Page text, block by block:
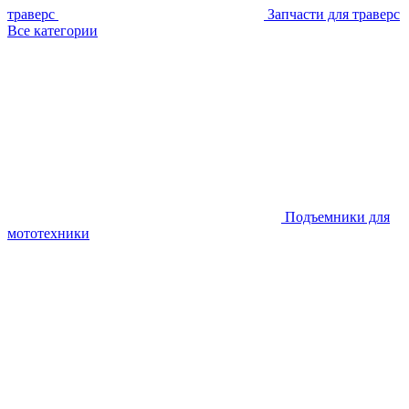
траверс
Запчасти для траверс
Все категории
Подъемники для
мототехники